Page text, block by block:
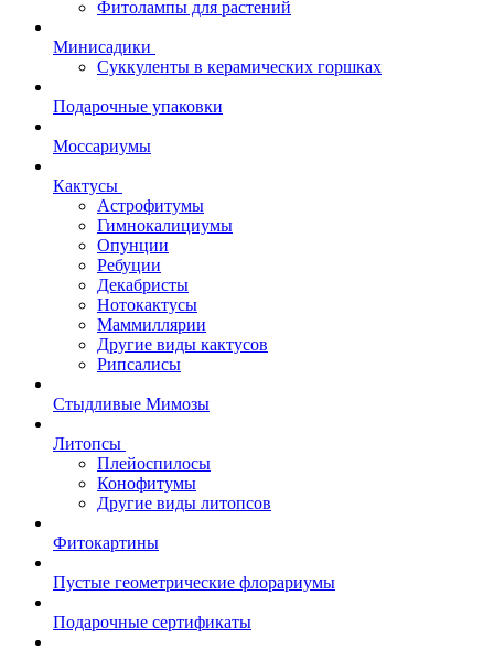
Фитолампы для растений
Минисадики
Суккуленты в керамических горшках
Подарочные упаковки
Моссариумы
Кактусы
Астрофитумы
Гимнокалициумы
Опунции
Ребуции
Декабристы
Нотокактусы
Маммиллярии
Другие виды кактусов
Рипсалисы
Стыдливые Мимозы
Литопсы
Плейоспилосы
Конофитумы
Другие виды литопсов
Фитокартины
Пустые геометрические флорариумы
Подарочные сертификаты